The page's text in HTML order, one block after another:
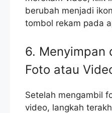
berubah menjadi
tombol rekam pada
6. Menyimpan
Foto atau
Setelah mengambil
video, langkah